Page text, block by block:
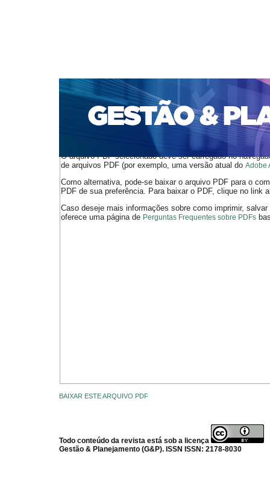
CAPA SOBRE ACESSO CADASTRO
PORTAL DE REVISTAS DA UNIFACS
SUBMISSÕES
PARA SUBMISSÃO DE ARTIGOS
TUTORIAL PARA
Capa v. 27, jan./dez. 2026>
O arquivo PDF selecionado deve ser carregado no
de arquivos PDF (por exemplo, uma versão atual do Adobe
Como alternativa, pode-se baixar o arquivo PDF para o
PDF de sua preferência. Para baixar o PDF, clique no link
Caso deseje mais informações sobre como imprimir,
oferece uma página de Perguntas Frequentes sobre PDFs
BAIXAR ESTE ARQUIVO PDF
Todo conteúdo da revista está sob a licença
Gestão & Planejamento (G&P). ISSN ISSN: 2178-8030